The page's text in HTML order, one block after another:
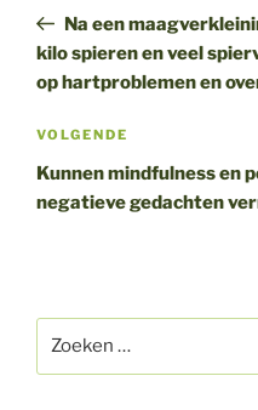
berichtNa een
kilo spieren en veel
op hartproblemen en
Volgend
bericht
VOLGENDE
Kunnen mindfulness en
negatieve gedachten
naar: